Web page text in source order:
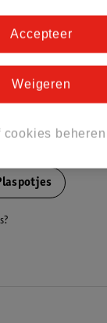
informatie
cookies beheren
Weigeren
Accepteer